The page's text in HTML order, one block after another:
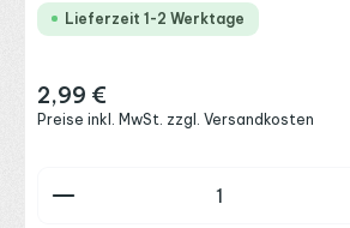
Lieferzeit 1-2 Werktage
Regulärer Preis:
2,99 €
Preise inkl. MwSt. zzgl. Versandkosten
Produkt Anzahl: Gib den